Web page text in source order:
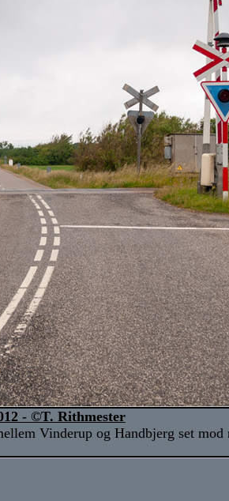
- ©T. Rithmester
Vinderup og Handbjerg set mod